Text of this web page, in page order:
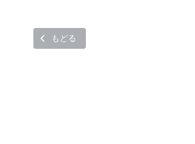
もどる